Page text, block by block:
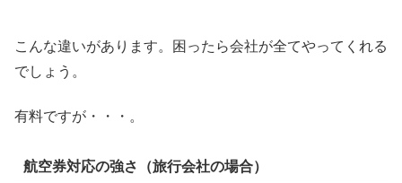
こんな違いがあります。困ったら会社が全てやってくれる
でしょう。
有料ですが・・・。
航空券対応の強さ（旅行会社の場合）